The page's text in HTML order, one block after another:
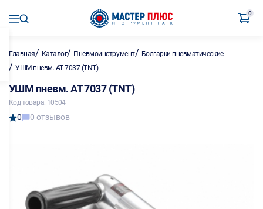
0
Главная/ Каталог/ Пневмоинструмент/ Болгарки пневматические
/ УШМ пневм. АТ 7037 (TNT)
УШМ пневм. АТ 7037 (TNT)
Код товара: 10504
0 0 отзывов